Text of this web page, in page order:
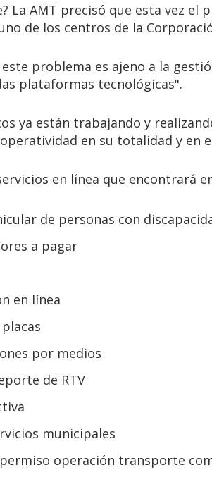
La AMT precisó que esta vez
de los centros de la
este problema es ajeno a la
plataformas tecnológicas".
ya están trabajando y
en su totalidad y en
en línea que encontrará
de personas con
a pagar
en línea
por medios
de RTV
municipales
permiso operación transporte